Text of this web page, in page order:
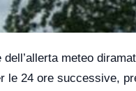
dell’allerta meteo
le 24 ore successive,